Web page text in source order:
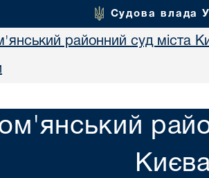
Судова влада
районний суд міста